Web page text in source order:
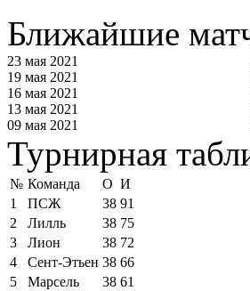
Ближайшие
23 мая 2021
19 мая 2021
16 мая 2021
13 мая 2021
09 мая 2021
Турнирная
№ Команда О И
1
ПСЖ 38 91
2
Лилль 38 75
3
Лион 38 72
4
Сент-Этьен 38 66
5
Марсель 38 61